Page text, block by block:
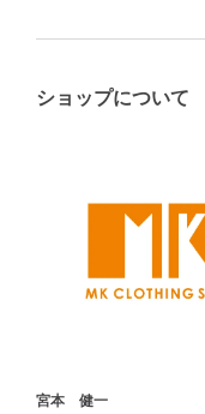
ショップについて
宮本 健一